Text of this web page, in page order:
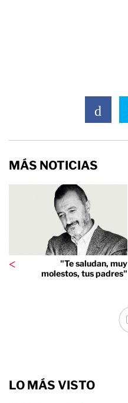
MÁS NOTICIAS
"Te saludan, muy
molestos, tus padres"
LO MÁS VISTO